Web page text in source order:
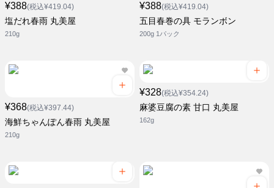
¥388(税込¥419.04)
塩だれ春雨 丸美屋
210g
¥388(税込¥419.04)
五目春巻の具 モランボン
200g 1パック
¥368(税込¥397.44)
海鮮ちゃんぽん春雨 丸美屋
210g
¥328(税込¥354.24)
麻婆豆腐の素 甘口 丸美屋
162g